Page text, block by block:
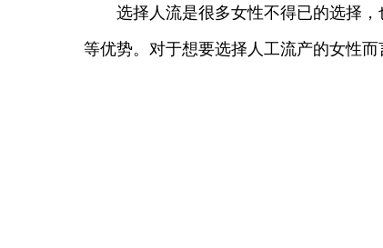
选择人流是很多女性不得已的选择，
等优势。对于想要选择人工流产的女性